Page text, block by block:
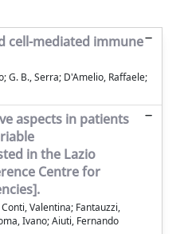
cell-mediated immune
G. B., Serra; D'Amelio, Raffaele;
aspects in patients
in the Lazio
Centre for
Valentina; Fantauzzi,
Ivano; Aiuti, Fernando